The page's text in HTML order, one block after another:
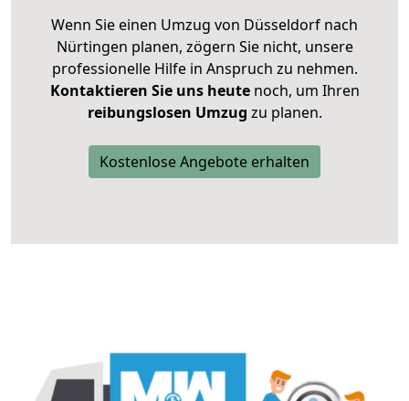
Wenn Sie einen Umzug von Düsseldorf nach
Nürtingen planen, zögern Sie nicht, unsere
professionelle Hilfe in Anspruch zu nehmen.
Kontaktieren Sie uns heutenoch, um Ihren
reibungslosen Umzug zu planen.
Kostenlose Angebote erhalten